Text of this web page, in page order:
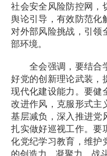
社会安全风险防控网，
舆论引导，有效防范化
对外部风险挑战，引领
部环境。
全会强调，要结合
好党的创新理论武装，
现代化建设能力。要健
改进作风，克服形式主
基层减负，深入推进党
扎实做好巡视工作。要
化党纪学习教育，维护